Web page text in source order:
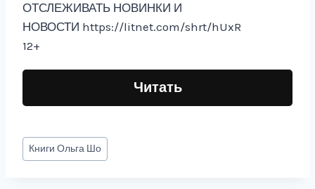
ОТСЛЕЖИВАТЬ НОВИНКИ И
НОВОСТИ https://litnet.com/shrt/hUxR
12+
Читать
Метки
записи:
КнигиОльга Шо